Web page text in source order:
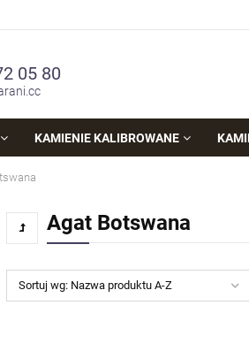
05 80
KAMIENIE KALIBROWANE
Agat Botswana
Sortuj wg: Nazwa produktu A-Z